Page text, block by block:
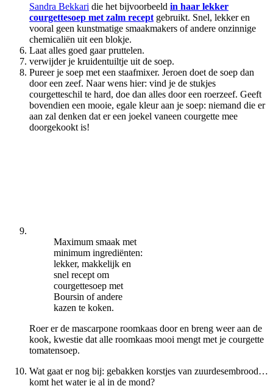
Sandra Bekkari die het bijvoorbeeld in haar lekker
courgettesoep met zalm recept gebruikt. Snel, lekker en
vooral geen kunstmatige smaakmakers of andere onzinnige
chemicaliën uit een blokje.
Laat alles goed gaar pruttelen.
verwijder je kruidentuiltje uit de soep.
Pureer je soep met een staafmixer. Jeroen doet de soep dan
door een zeef. Naar wens hier: vind je de stukjes
courgetteschil te hard, doe dan alles door een roerzeef. Geeft
bovendien een mooie, egale kleur aan je soep: niemand die er
aan zal denken dat er een joekel vaneen courgette mee
doorgekookt is!
Maximum smaak met
minimum ingrediënten:
lekker, makkelijk en
snel recept om
courgettesoep met
Boursin of andere
kazen te koken.
Roer er de mascarpone roomkaas door en breng weer aan de
kook, kwestie dat alle roomkaas mooi mengt met je courgette
tomatensoep.
Wat gaat er nog bij: gebakken korstjes van zuurdesembrood…
komt het water je al in de mond?